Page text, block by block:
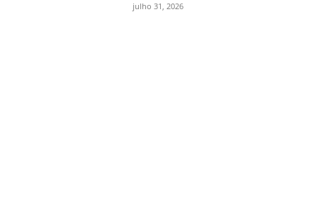
julho 31, 2026